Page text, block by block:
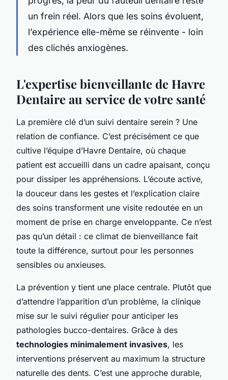
un frein réel. Alors que les soins évoluent,
l’expérience elle-même se réinvente - loin
des clichés anxiogènes.
L'expertise bienveillante de Havre
Dentaire au service de votre santé
La première clé d’un suivi dentaire serein ? Une
relation de confiance. C’est précisément ce que
cultive l’équipe d’Havre Dentaire, où chaque
patient est accueilli dans un cadre apaisant, conçu
pour dissiper les appréhensions. L’écoute active,
la douceur dans les gestes et l’explication claire
des soins transforment une visite redoutée en un
moment de prise en charge enveloppante. Ce n’est
pas qu’un détail : ce climat de bienveillance fait
toute la différence, surtout pour les personnes
sensibles ou anxieuses.
La prévention y tient une place centrale. Plutôt que
d’attendre l’apparition d’un problème, la clinique
mise sur le suivi régulier pour anticiper les
pathologies bucco-dentaires. Grâce à des
technologies minimalement invasives, les
interventions préservent au maximum la structure
naturelle des dents. C’est une approche durable,